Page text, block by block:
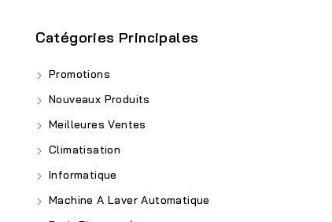
Catégories Principales
Promotions
Nouveaux Produits
Meilleures Ventes
Climatisation
Informatique
Machine A Laver Automatique